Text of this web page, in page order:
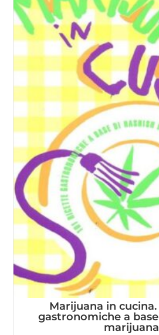
Marijuana in cucina.
gastronomiche a
marijuana